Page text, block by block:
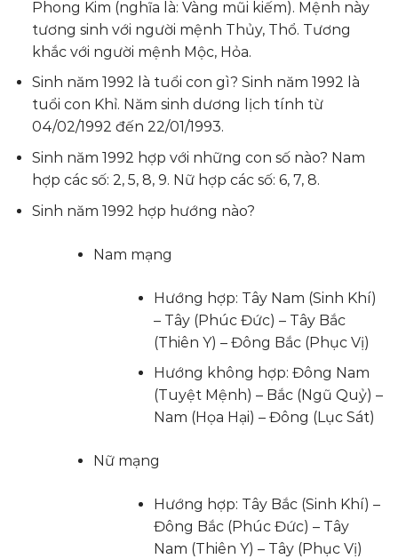
Phong Kim (nghĩa là: Vàng mũi kiếm). Mệnh này
tương sinh với người mệnh Thủy, Thổ. Tương
khắc với người mệnh Mộc, Hỏa.
Sinh năm 1992 là tuổi con gì? Sinh năm 1992 là
tuổi con Khỉ. Năm sinh dương lịch tính từ
04/02/1992 đến 22/01/1993.
Sinh năm 1992 hợp với những con số nào? Nam
hợp các số: 2, 5, 8, 9. Nữ hợp các số: 6, 7, 8.
Sinh năm 1992 hợp hướng nào?
Nam mạng
Hướng hợp: Tây Nam (Sinh Khí)
– Tây (Phúc Đức) – Tây Bắc
(Thiên Y) – Đông Bắc (Phục Vị)
Hướng không hợp: Đông Nam
(Tuyệt Mệnh) – Bắc (Ngũ Quỷ) –
Nam (Họa Hại) – Đông (Lục Sát)
Nữ mạng
Hướng hợp: Tây Bắc (Sinh Khí) –
Đông Bắc (Phúc Đức) – Tây
Nam (Thiên Y) – Tây (Phục Vị)